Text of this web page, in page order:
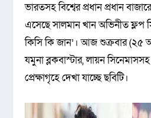
ভারতসহ বিশ্বের প্রধান প্রধান
এসেছে সালমান খান অভিনীত ফ্লপ
কিসি কি জান’। আজ শুক্রবার (২৫
যমুনা ব্লকবাস্টার, লায়ন
প্রেক্ষাগৃহে দেখা যাচ্ছে ছবিটি।